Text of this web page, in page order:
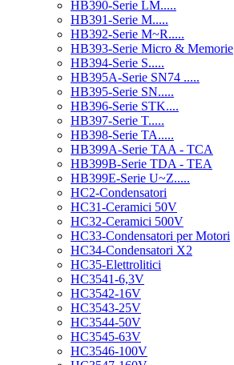
HB390-Serie LM.....
HB391-Serie M.....
HB392-Serie M~R.....
HB393-Serie Micro & Memorie
HB394-Serie S.....
HB395A-Serie SN74 .....
HB395-Serie SN.....
HB396-Serie STK....
HB397-Serie T.....
HB398-Serie TA.....
HB399A-Serie TAA - TCA
HB399B-Serie TDA - TEA
HB399E-Serie U~Z.....
HC2-Condensatori
HC31-Ceramici 50V
HC32-Ceramici 500V
HC33-Condensatori per Motori
HC34-Condensatori X2
HC35-Elettrolitici
HC3541-6,3V
HC3542-16V
HC3543-25V
HC3544-50V
HC3545-63V
HC3546-100V